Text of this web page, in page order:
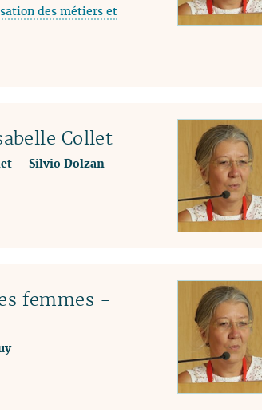
des métiers et
Collet
- Silvio Dolzan
femmes -